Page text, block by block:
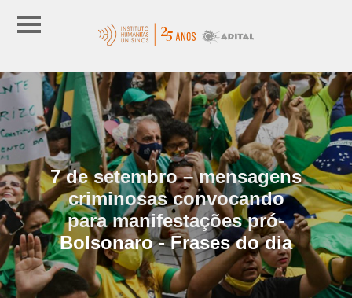
7 de setembro – mensagens
criminosas convocando
para manifestações pró-
Bolsonaro - Frases do dia